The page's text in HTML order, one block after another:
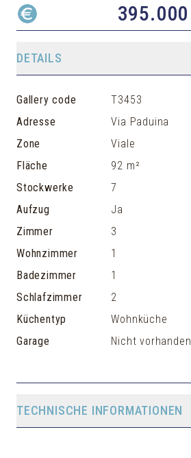
395.000
DETAILS
Gallery code
T3453
Adresse
Via Paduina
Zone
Viale
Fläche
92 m²
Stockwerke
7
Aufzug
Ja
Zimmer
3
Wohnzimmer
1
Badezimmer
1
Schlafzimmer
2
Küchentyp
Wohnküche
Garage
Nicht vorhanden
TECHNISCHE INFORMATIONEN